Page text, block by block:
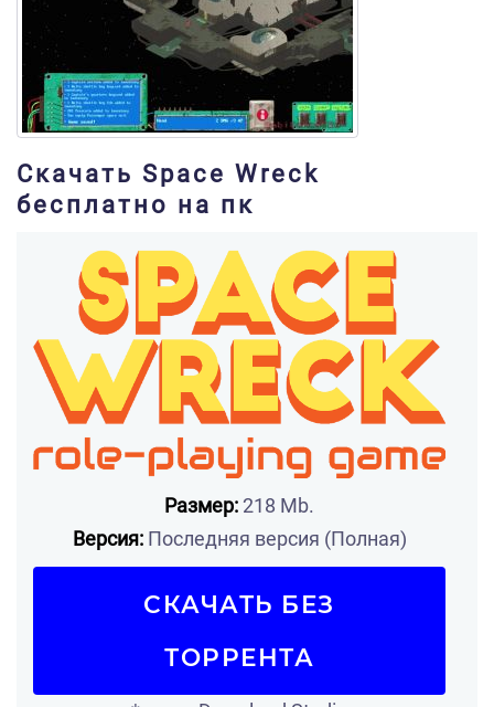
Скачать Space Wreck
бесплатно на пк
Размер: 218 Mb.
Версия:Последняя версия (Полная)
СКАЧАТЬ БЕЗ
ТОРРЕНТА